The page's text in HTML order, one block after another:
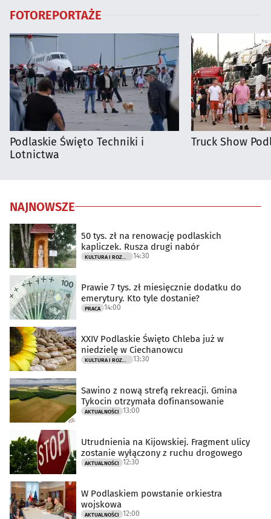
FOTOREPORTAŻE
Podlaskie Święto Techniki i
Lotnictwa
Truck Show
NAJNOWSZE
50 tys. zł na renowację podlaskich
kapliczek. Rusza drugi nabór
KULTURA I ROZRYWKA 14:30
Prawie 7 tys. zł miesięcznie dodatku do
emerytury. Kto tyle dostanie?
PRACA 14:00
XXIV Podlaskie Święto Chleba już w
niedzielę w Ciechanowcu
KULTURA I ROZRYWKA 13:30
Sawino z nową strefą rekreacji. Gmina
Tykocin otrzymała dofinansowanie
AKTUALNOŚCI 13:00
Utrudnienia na Kijowskiej. Fragment ulicy
zostanie wyłączony z ruchu drogowego
AKTUALNOŚCI 12:30
W Podlaskiem powstanie orkiestra
wojskowa
AKTUALNOŚCI 12:00